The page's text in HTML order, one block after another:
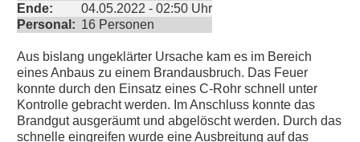
Ende:
04.05.2022 - 02:50 Uhr
Personal: 16 Personen
Aus bislang ungeklärter Ursache kam es im Bereich
eines Anbaus zu einem Brandausbruch. Das Feuer
konnte durch den Einsatz eines C-Rohr schnell unter
Kontrolle gebracht werden. Im Anschluss konnte das
Brandgut ausgeräumt und abgelöscht werden. Durch das
schnelle eingreifen wurde eine Ausbreitung auf das